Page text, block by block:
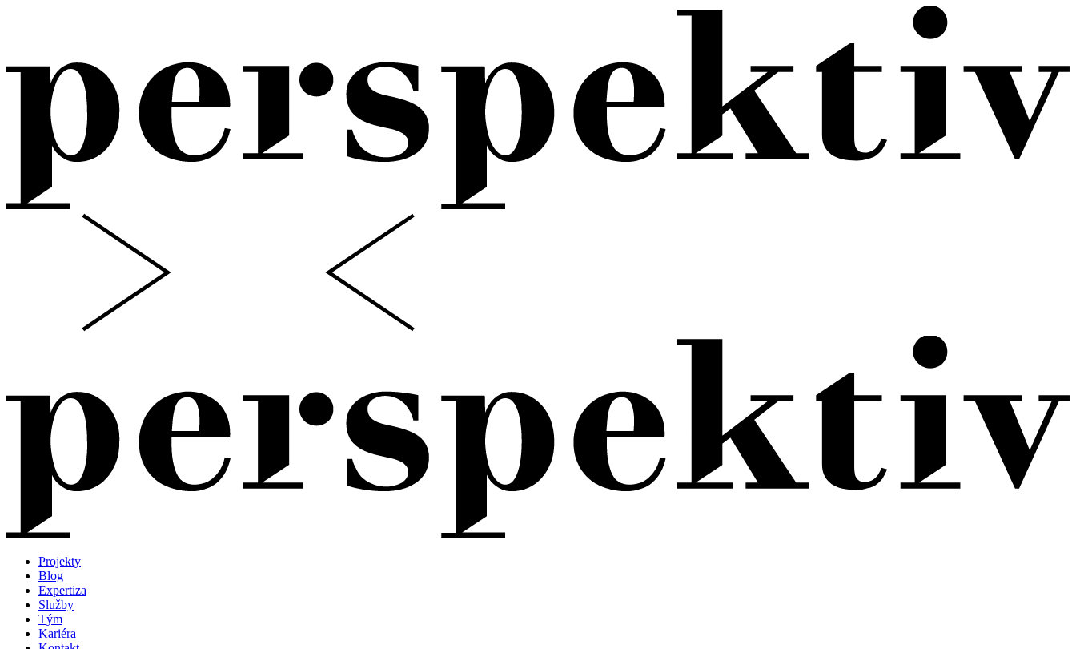
Projekty
Blog
Expertiza
Služby
Tým
Kariéra